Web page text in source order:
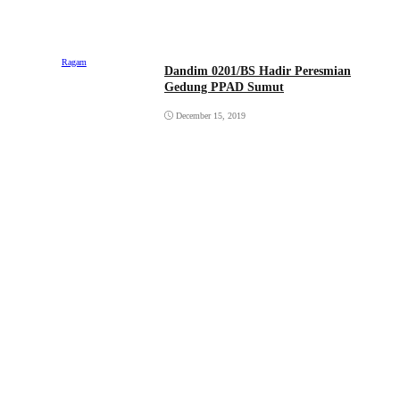
Ragam
Dandim 0201/BS Hadir Peresmian
Gedung PPAD Sumut
December 15, 2019